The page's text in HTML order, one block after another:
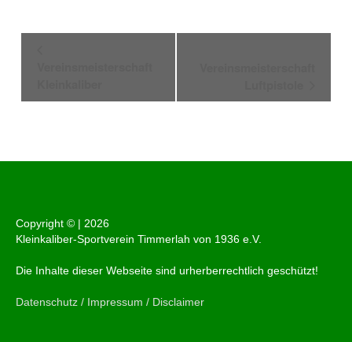
Copyright © | 2026
Kleinkaliber-Sportverein Timmerlah von 1936 e.V.
Die Inhalte dieser Webseite sind urherberrechtlich geschützt!
Datenschutz / Impressum / Disclaimer